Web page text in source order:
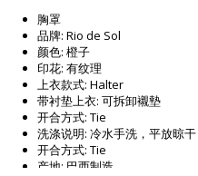
胸罩
品牌: Rio de Sol
颜色: 橙子
印花: 有纹理
上衣款式: Halter
带衬垫上衣: 可拆卸襯墊
开合方式: Tie
洗涤说明: 冷水手洗，平放晾干
开合方式: Tie
产地: 巴西制造